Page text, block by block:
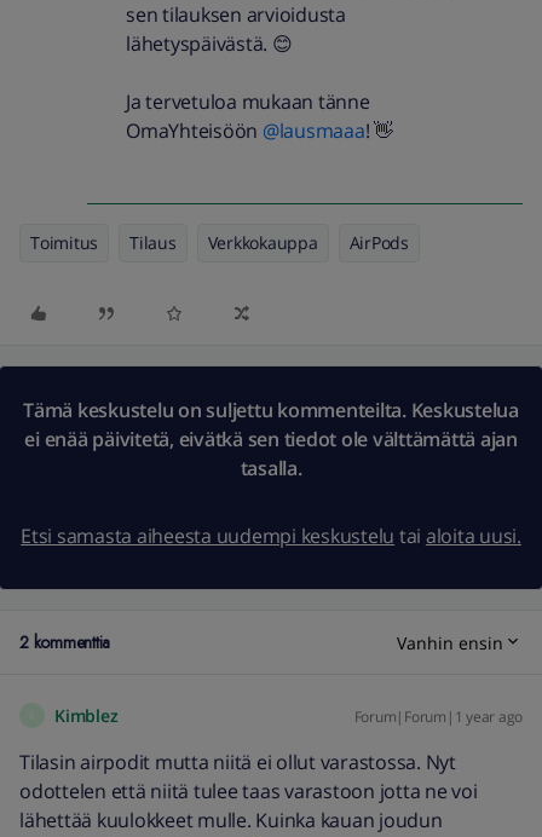
sen tilauksen arvioidusta
lähetyspäivästä. 😊
Ja tervetuloa mukaan tänne
OmaYhteisöön ​ @lausmaaa! 👋
Toimitus Tilaus Verkkokauppa AirPods
Tämä keskustelu on suljettu kommenteilta. Keskustelua
ei enää päivitetä, eivätkä sen tiedot ole välttämättä ajan
tasalla.
Etsi samasta aiheesta uudempi keskustelu tai aloita uusi.
2 kommenttia Vanhin ensin
Kimblez Forum|Forum|1 year ago
Tilasin airpodit mutta niitä ei ollut varastossa. Nyt
odottelen että niitä tulee taas varastoon jotta ne voi
lähettää kuulokkeet mulle. Kuinka kauan joudun